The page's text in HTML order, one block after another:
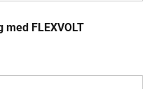
FLEXVOLT